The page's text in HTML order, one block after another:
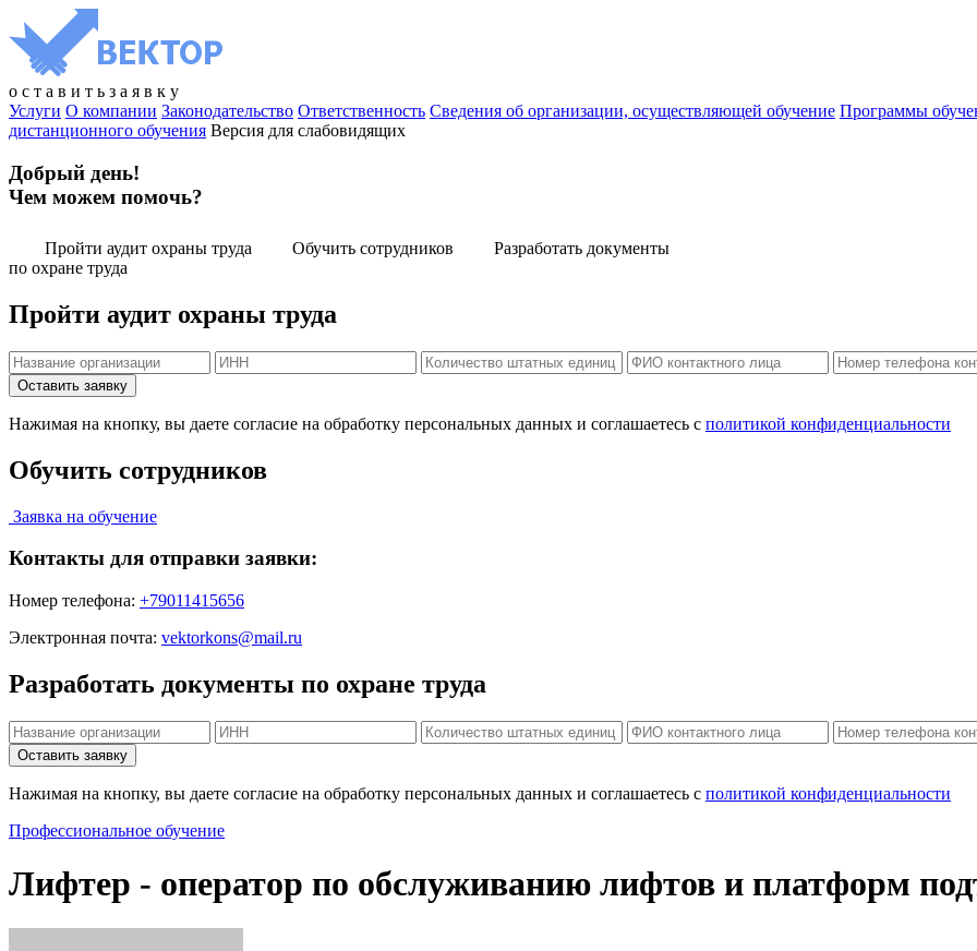
о с т а в и т ь з а я в к у
Услуги О компании Законодательство Ответственность Сведения об организации, осуществляющей обучение Программы
дистанционного обучения Версия для слабовидящих
Добрый день!
Чем можем помочь?
Пройти аудит охраны труда Обучить сотрудников
Разработать документы
по охране труда
Пройти аудит охраны труда
Нажимая на кнопку, вы даете согласие на обработку персональных данных и соглашаетесь c политикой конфиденциальности
Обучить сотрудников
Заявка на обучение
Контакты для отправки заявки:
Номер телефона: +79011415656
Электронная почта: vektorkons@mail.ru
Разработать документы по охране труда
Нажимая на кнопку, вы даете согласие на обработку персональных данных и соглашаетесь c политикой конфиденциальности
Профессиональное обучение
Лифтер - оператор по обслуживанию лифтов и платформ